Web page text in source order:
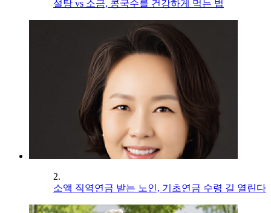
설탕 vs 소금, 콩국수를 건강하게 먹는 법
2.
소액 직역연금 받는 노인, 기초연금 수령 길 열린다